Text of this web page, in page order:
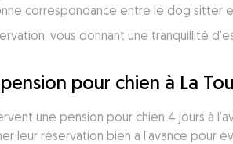
correspondance entre le dog sitter
pour chien à La
une pension pour chien 4 jours à
leur réservation bien à l'avance pour